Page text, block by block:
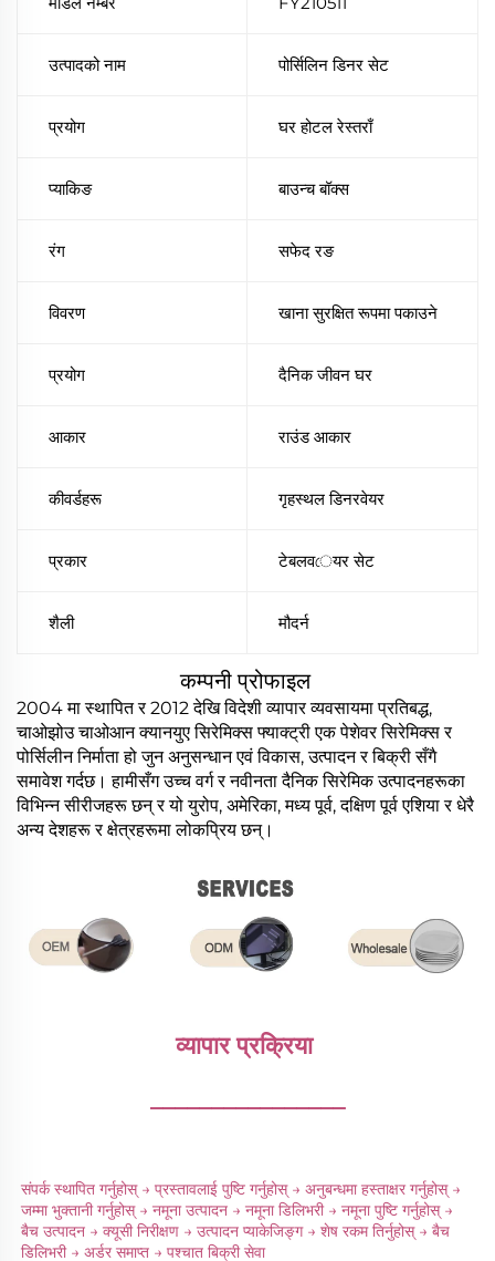
उत्पादको नाम पोर्सिलिन डिनर सेट
प्रयोग घर होटल रेस्तराँ
प्याकिङ बाउन्च बॉक्स
रंग सफेद रङ
विवरण खाना सुरक्षित रूपमा पकाउने
प्रयोग दैनिक जीवन घर
आकार राउंड आकार
कीवर्डहरू गृहस्थल डिनरवेयर
प्रकार टेबलवেयर सेट
शैली मौदर्न
कम्पनी प्रोफाइल
2004 मा स्थापित र 2012 देखि विदेशी व्यापार व्यवसायमा प्रतिबद्ध,
चाओझोउ चाओआन क्यानयुए सिरेमिक्स फ्याक्ट्री एक पेशेवर सिरेमिक्स र
पोर्सिलीन निर्माता हो जुन अनुसन्धान एवं विकास, उत्पादन र बिक्री सँगै
समावेश गर्दछ। हामीसँग उच्च वर्ग र नवीनता दैनिक सिरेमिक उत्पादनहरूका
विभिन्न सीरीजहरू छन् र यो युरोप, अमेरिका, मध्य पूर्व, दक्षिण पूर्व एशिया र धेरै
अन्य देशहरू र क्षेत्रहरूमा लोकप्रिय छन्।
व्यापार प्रक्रिया
________________
संपर्क स्थापित गर्नुहोस् → प्रस्तावलाई पुष्टि गर्नुहोस् → अनुबन्धमा हस्ताक्षर गर्नुहोस् →
जम्मा भुक्तानी गर्नुहोस् → नमूना उत्पादन → नमूना डिलिभरी → नमूना पुष्टि गर्नुहोस् →
बैच उत्पादन → क्यूसी निरीक्षण → उत्पादन प्याकेजिङ्ग → शेष रकम तिर्नुहोस् → बैच
डिलिभरी → अर्डर समाप्त → पश्चात बिक्री सेवा